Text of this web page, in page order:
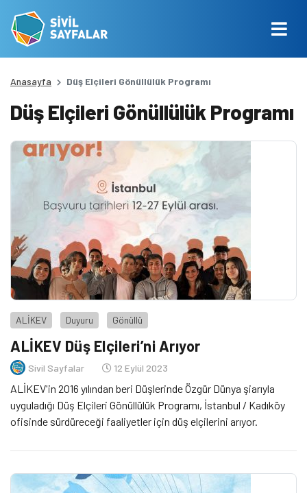
Anasayfa Düş Elçileri Gönüllülük Programı
Düş Elçileri Gönüllülük Programı
ALİKEV Duyuru Gönüllü
ALİKEV Düş Elçileri’ni Arıyor
Sivil Sayfalar 12 Eylül 2023
ALİKEV'in 2016 yılından beri Düşlerinde Özgür Dünya şiarıyla
uyguladığı Düş Elçileri Gönüllülük Programı, İstanbul / Kadıköy
ofisinde sürdüreceği faaliyetler için düş elçilerini arıyor.